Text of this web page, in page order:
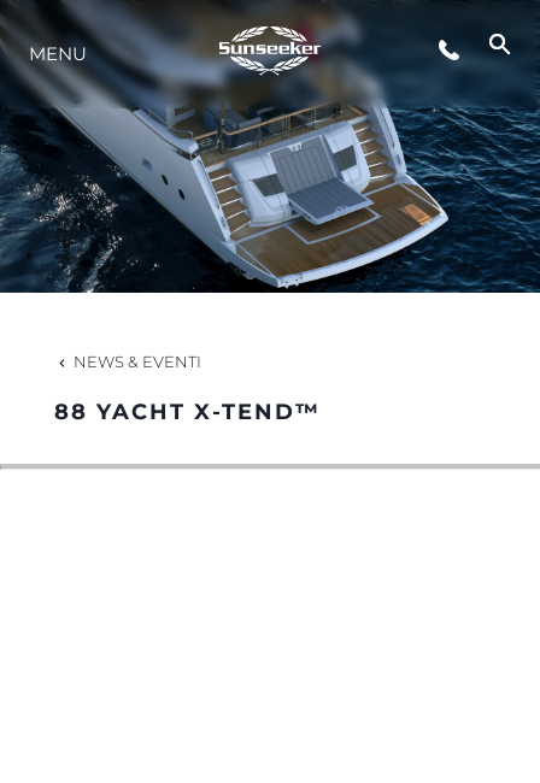
LIFESTYLE
INNOVAZIONE
L'AZIENDA
MENU
NEWS & EVENTI
88 YACHT X-TEND™